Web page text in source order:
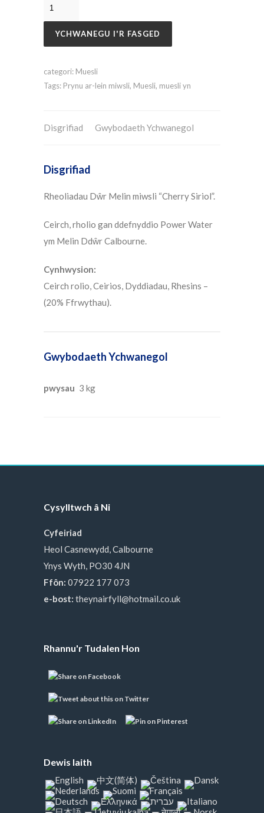
YCHWANEGU I'R FASGED
categori: Muesli
Tags: Prynu ar-lein miwsli, Muesli, muesli yn
Disgrifiad Gwybodaeth Ychwanegol
Disgrifiad
Rheoliadau Dŵr Melin miwsli “Cherry Siriol”.
Ceirch, rholio gan ddefnyddio Power Water
ym Melin Ddŵr Calbourne.
Cynhwysion:
Ceirch rolio, Ceirios, Dyddiadau, Rhesins –
(20% Ffrwythau).
Gwybodaeth Ychwanegol
pwysau 3 kg
Cysylltwch â Ni
Cyfeiriad
Heol Casnewydd, Calbourne
Ynys Wyth, PO30 4JN
Ffôn: 07922 177 073
e-bost: theynairfyll@hotmail.co.uk
Rhannu'r Tudalen Hon
Dewis Iaith